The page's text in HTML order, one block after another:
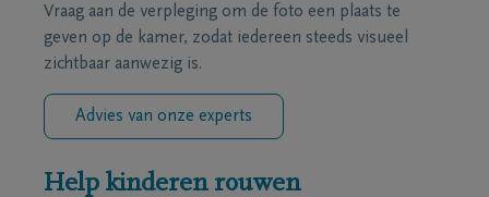
Vraag aan de verpleging om de foto een plaats te
geven op de kamer, zodat iedereen steeds visueel
zichtbaar aanwezig is.
Advies van onze experts
Help kinderen rouwen